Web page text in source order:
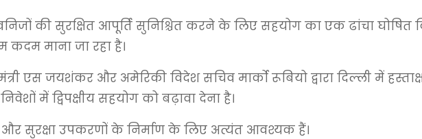
की सुरक्षित आपूर्ति सुनिश्चित करने के लिए सहयोग का एक ढांचा घोषित
माना जा रहा है।
एस जयशंकर और अमेरिकी विदेश सचिव मार्को रूबियो द्वारा दिल्ली में
में द्विपक्षीय सहयोग को बढ़ावा देना है।
सुरक्षा उपकरणों के निर्माण के लिए अत्यंत आवश्यक हैं।